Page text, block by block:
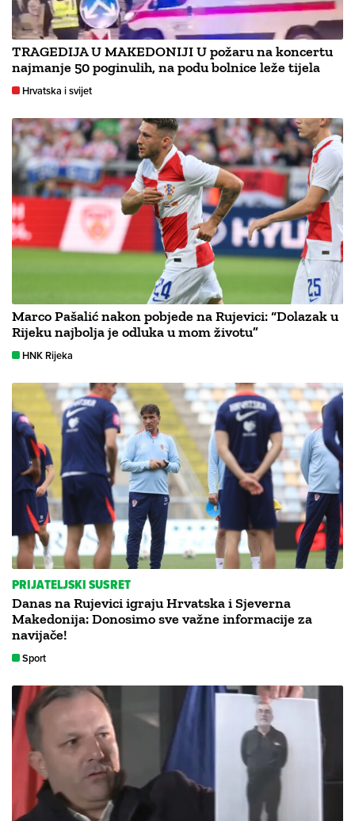
TRAGEDIJA U MAKEDONIJI U požaru na koncertu
najmanje 50 poginulih, na podu bolnice leže tijela
Hrvatska i svijet
Marco Pašalić nakon pobjede na Rujevici: “Dolazak u
Rijeku najbolja je odluka u mom životu”
HNK Rijeka
PRIJATELJSKI SUSRET
Danas na Rujevici igraju Hrvatska i Sjeverna
Makedonija: Donosimo sve važne informacije za
navijače!
Sport